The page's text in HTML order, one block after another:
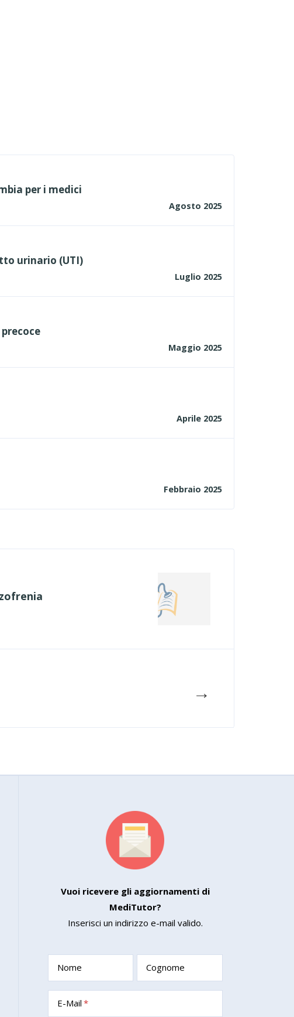
per i medici
Agosto 2025
urinario (UTI)
Luglio 2025
Maggio 2025
Aprile 2025
Febbraio 2025
→
Vuoi ricevere gli aggiornamenti di
MediTutor?
Inserisci un indirizzo e-mail valido.
Nome Cognome
E-Mail